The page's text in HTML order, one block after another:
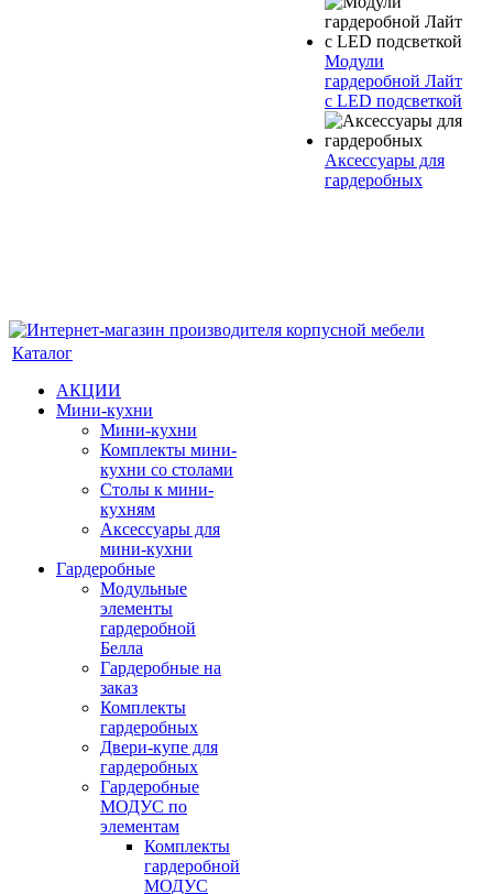
Модули
гардеробной Лайт
с LED подсветкой
Аксессуары для
гардеробных
Каталог
АКЦИИ
Мини-кухни
Мини-кухни
Комплекты мини-
кухни со столами
Столы к мини-
кухням
Аксессуары для
мини-кухни
Гардеробные
Модульные
элементы
гардеробной
Белла
Гардеробные на
заказ
Комплекты
гардеробных
Двери-купе для
гардеробных
Гардеробные
МОДУС по
элементам
Комплекты
гардеробной
МОДУС